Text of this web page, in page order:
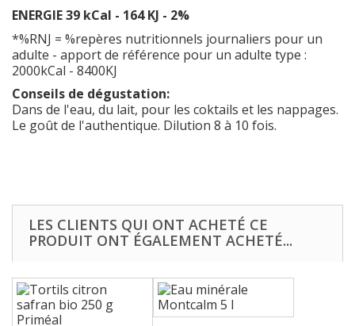
ENERGIE 39 kCal - 164 KJ - 2%
*%RNJ = %repères nutritionnels journaliers pour un
adulte - apport de référence pour un adulte type :
2000kCal - 8400KJ
Conseils de dégustation:
Dans de l'eau, du lait, pour les coktails et les nappages.
Le goût de l'authentique. Dilution 8 à 10 fois.
LES CLIENTS QUI ONT ACHETÉ CE
PRODUIT ONT ÉGALEMENT ACHETÉ...